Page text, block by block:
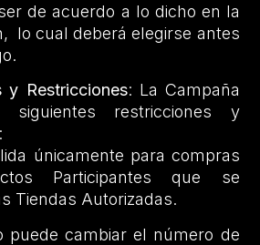
de acuerdo a lo dicho en la
lo cual deberá elegirse antes
y Restricciones: La Campaña
siguientes restricciones y
únicamente para compras
Participantes que se
Tiendas Autorizadas.
puede cambiar el número de